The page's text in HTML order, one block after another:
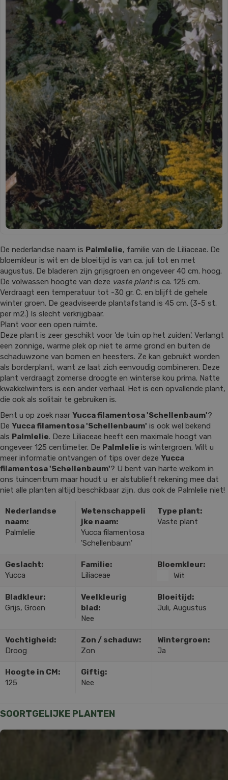
De nederlandse naam is Palmlelie, familie van de Liliaceae. De
bloemkleur is wit en de bloeitijd is van ca. juli tot en met
augustus. De bladeren zijn grijsgroen en ongeveer 40 cm. hoog.
De volwassen hoogte van deze vaste plantis ca. 125 cm.
Verdraagt een temperatuur tot -30 gr. C. en blijft de gehele
winter groen. De geadviseerde plantafstand is 45 cm. (3-5 st.
per m2.) Is slecht verkrijgbaar.
Plant voor een open ruimte.
Deze plant is zeer geschikt voor 'de tuin op het zuiden'. Verlangt
een zonnige, warme plek op niet te arme grond en buiten de
schaduwzone van bomen en heesters. Ze kan gebruikt worden
als borderplant, want ze laat zich eenvoudig combineren. Deze
plant verdraagt zomerse droogte en winterse kou prima. Natte
kwakkelwinters is een ander verhaal. Het is een opvallende plant,
die ook als solitair te gebruiken is.
Bent u op zoek naar Yucca filamentosa 'Schellenbaum'?
De Yucca filamentosa 'Schellenbaum' is ook wel bekend
als Palmlelie. Deze Liliaceae heeft een maximale hoogt van
ongeveer 125 centimeter. De Palmlelie is wintergroen. Wilt u
meer informatie ontvangen of tips over deze Yucca
filamentosa 'Schellenbaum'? U bent van harte welkom in
ons tuincentrum maar houdt u er alstublieft rekening mee dat
niet alle planten altijd beschikbaar zijn, dus ook de Palmlelie niet!
Nederlandse
naam:
Palmlelie
Wetenschappeli
jke naam:
Yucca filamentosa
'Schellenbaum'
Type plant:
Vaste plant
Geslacht:
Yucca
Familie:
Liliaceae
Bloemkleur:
Wit
Bladkleur:
Grijs, Groen
Veelkleurig
blad:
Nee
Bloeitijd:
Juli, Augustus
Vochtigheid:
Droog
Zon / schaduw:
Zon
Wintergroen:
Ja
Hoogte in CM:
125
Giftig:
Nee
SOORTGELIJKE PLANTEN